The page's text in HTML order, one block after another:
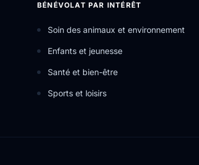
BÉNÉVOLAT PAR INTÉRÊT
Soin des animaux et environnement
Enfants et jeunesse
Santé et bien-être
Sports et loisirs